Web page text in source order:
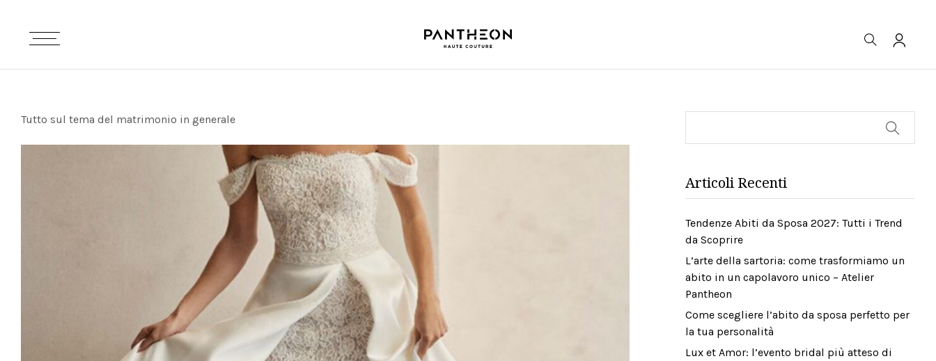
Tutto sul tema del matrimonio in generale
Articoli Recenti
Tendenze Abiti da Sposa 2027: Tutti i Trend
da Scoprire
L’arte della sartoria: come trasformiamo un
abito in un capolavoro unico – Atelier
Pantheon
Come scegliere l’abito da sposa perfetto per
la tua personalità
Lux et Amor: l’evento bridal più atteso di